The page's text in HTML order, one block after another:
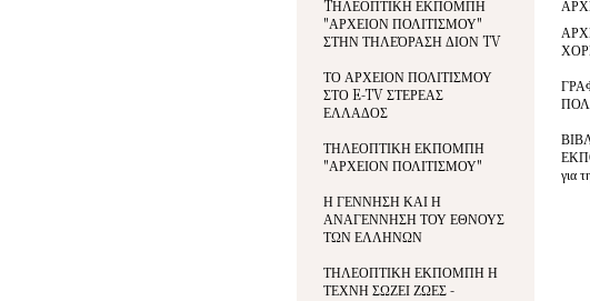
TΗΛΕΟΠΤΙΚΗ ΕΚΠΟΜΠΗ
"ΑΡΧΕΙΟΝ ΠΟΛΙΤΙΣΜΟΥ"
ΣΤΗΝ ΤΗΛΕΌΡΑΣΗ ΔΙΟΝ TV
ΤΟ ΑΡΧΕΙΟΝ ΠΟΛΙΤΙΣΜΟΥ
ΣΤΟ E-TV ΣΤΕΡΕΑΣ
ΕΛΛΑΔΟΣ
ΤΗΛΕΟΠΤΙΚΗ ΕΚΠΟΜΠΗ
"ΑΡΧΕΙΟΝ ΠΟΛΙΤΙΣΜΟΥ"
Η ΓΕΝΝΗΣΗ ΚΑΙ Η
ΑΝΑΓΕΝΝΗΣΗ ΤΟΥ ΕΘΝΟΥΣ
ΤΩΝ ΕΛΛΗΝΩΝ
ΤΗΛΕΟΠΤΙΚΗ ΕΚΠΟΜΠΗ Η
ΤΕΧΝΗ ΣΩΖΕΙ ΖΩΕΣ -
για